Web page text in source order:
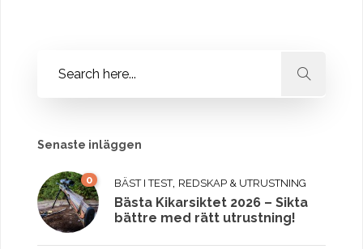
Senaste inläggen
0 BÄST I TEST, REDSKAP & UTRUSTNING
Bästa Kikarsiktet 2026 – Sikta
bättre med rätt utrustning!